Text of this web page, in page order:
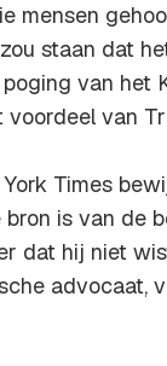
mensen
staan dat
van het
van
Times
is van de
dat hij niet
advocaat,